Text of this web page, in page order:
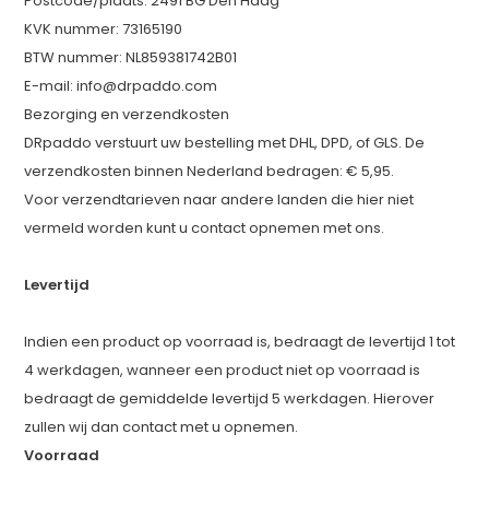
KVK nummer: 73165190
BTW nummer: NL859381742B01
E-mail:info@drpaddo.com
Bezorging en verzendkosten
DRpaddo verstuurt uw bestelling met DHL, DPD, of GLS. De
verzendkosten binnen Nederland bedragen: € 5,95.
Voor verzendtarieven naar andere landen die hier niet
vermeld worden kunt u contact opnemen met ons.
Levertijd
Indien een product op voorraad is, bedraagt de levertijd 1 tot
4 werkdagen, wanneer een product niet op voorraad is
bedraagt de gemiddelde levertijd 5 werkdagen. Hierover
zullen wij dan contact met u opnemen.
Voorraad